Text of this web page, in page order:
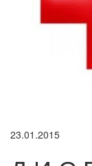
23.01.2015